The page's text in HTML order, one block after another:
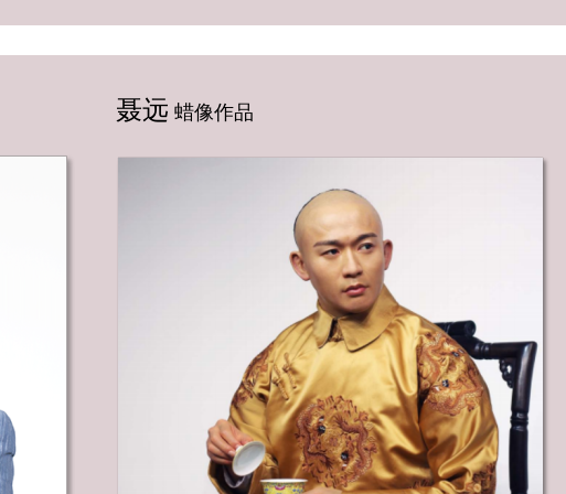
聂远 蜡像作品